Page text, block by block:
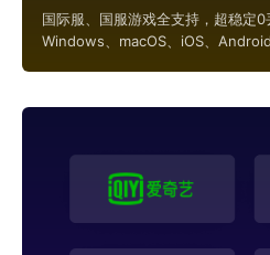
国际服、国服游戏全支持，超稳定0
Windows、macOS、iOS、